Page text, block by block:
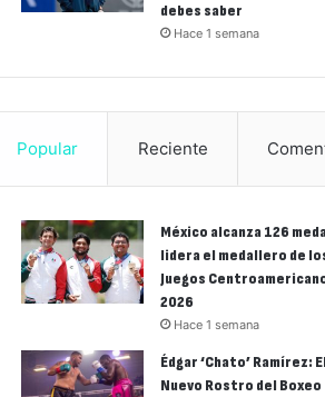
debes saber
Hace 1 semana
Popular Reciente
México alcanza 126
lidera el medallero de
Juegos
2026
Hace 1 semana
Édgar ‘Chato’ Ramírez:
Nuevo Rostro del Boxeo